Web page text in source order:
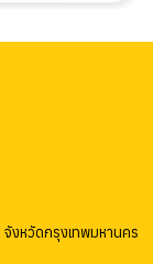
งหวัดกรุงเทพมหานคร